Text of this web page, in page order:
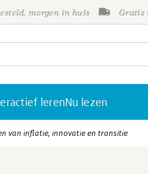
morgen in huis Gratis
lerenNu lezen
van inflatie, innovatie en transitie